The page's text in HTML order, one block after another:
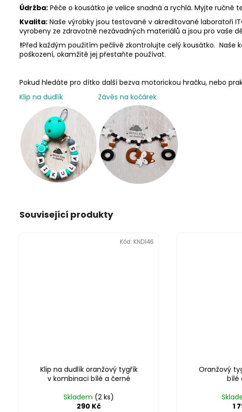
Údržba: Péče o kousátko je velice snadná a rychlá. Myjte
Kvalita: Naše výrobky jsou testované v akreditované laboratoři
vyrobeny ze zdravotně nezávadných materiálů a jsou pro vaše
!Před každým použitím pečlivě zkontrolujte celý kousátko. Naše
poškození, okamžitě jej přestaňte používat.
Pokud hledáte pro dítko další bezva motorickou hračku, nebo
Klip na dudlík
Závěs na kočárek
Související produkty
Klip na dudlík oranžový tygřík
v kombinaci bílé a černé
Skladem (2 ks)
290 Kč
Kód: KND146
Oranžový
bílé
1